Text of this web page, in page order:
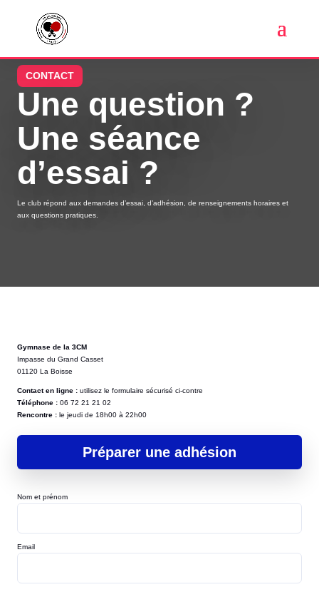
CONTACT
Une question ?
Une séance
d’essai ?
Le club répond aux demandes d’essai, d’adhésion, de renseignements horaires et
aux questions pratiques.
Gymnase de la 3CM
Impasse du Grand Casset
01120 La Boisse
Contact en ligne : utilisez le formulaire sécurisé ci-contre
Téléphone : 06 72 21 21 02
Rencontre : le jeudi de 18h00 à 22h00
Préparer une adhésion
Nom et prénom
Email